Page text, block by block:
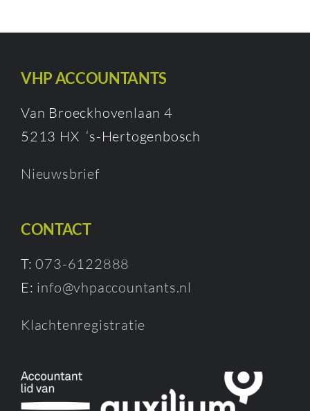
VHP ACCOUNTANTS
Van Broeckhovenlaan 4
5213 HX ‘s-Hertogenbosch
Nieuwsbrief
CONTACT
T:073-6122888
E: info@vhpaccountants.nl
Klachtenregistratie